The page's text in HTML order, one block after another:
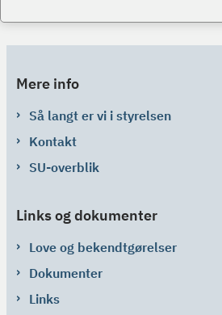
Mere info
Så langt er vi i styrelsen
Kontakt
SU-overblik
Links og dokumenter
Love og bekendtgørelser
Dokumenter
Links